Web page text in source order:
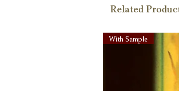
Related
With Sample